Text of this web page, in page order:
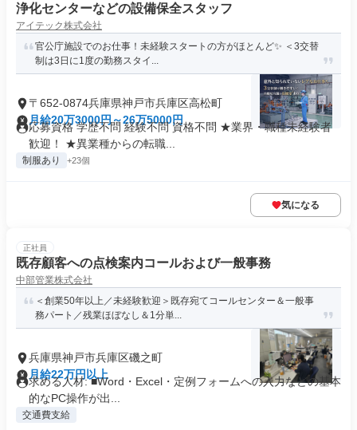
浄化センターなどの設備保全スタッフ
アイテック株式会社
官公庁施設でのお仕事！未経験スタートの方がほとんど✨️ ＜3交替
制は3日に1度の勤務スタイ...
〒652-0874兵庫県神戸市兵庫区高松町
月給20万3000円～26万5000円
応募資格 学歴不問 経験不問 資格不問 ★業界・職種未経験者
歓迎！ ★異業種からの転職...
制服あり +23個
気になる
正社員
既存顧客への点検案内コールおよび一般事務
中部管業株式会社
＜創業50年以上／未経験歓迎＞既存宛てコールセンター＆一般事
務パート／残業ほぼなし＆1分単...
兵庫県神戸市兵庫区磯之町
月給22万円以上
求める人材: ■Word・Excel・定例フォームへの入力などの基本
的なPC操作が出...
交通費支給